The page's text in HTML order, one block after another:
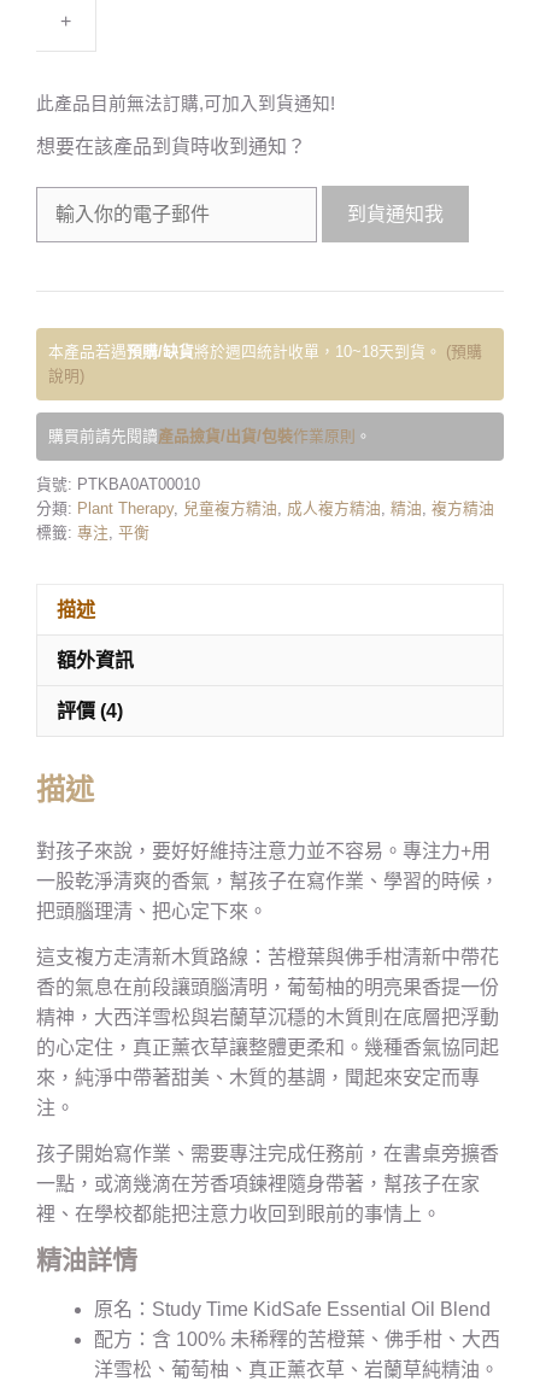
+
此產品目前無法訂購,可加入到貨通知!
想要在該產品到貨時收到通知？
到貨通知我
本產品若遇預購/缺貨將於週四統計收單，10~18天到貨。 (預購
說明)
購買前請先閱讀產品撿貨/出貨/包裝作業原則 。
貨號: PTKBA0AT00010
分類: Plant Therapy, 兒童複方精油, 成人複方精油, 精油, 複方精油
標籤: 專注, 平衡
描述
額外資訊
評價 (4)
描述
對孩子來說，要好好維持注意力並不容易。專注力+用
一股乾淨清爽的香氣，幫孩子在寫作業、學習的時候，
把頭腦理清、把心定下來。
這支複方走清新木質路線：苦橙葉與佛手柑清新中帶花
香的氣息在前段讓頭腦清明，葡萄柚的明亮果香提一份
精神，大西洋雪松與岩蘭草沉穩的木質則在底層把浮動
的心定住，真正薰衣草讓整體更柔和。幾種香氣協同起
來，純淨中帶著甜美、木質的基調，聞起來安定而專
注。
孩子開始寫作業、需要專注完成任務前，在書桌旁擴香
一點，或滴幾滴在芳香項鍊裡隨身帶著，幫孩子在家
裡、在學校都能把注意力收回到眼前的事情上。
精油詳情
原名：Study Time KidSafe Essential Oil Blend
配方：含 100% 未稀釋的苦橙葉、佛手柑、大西
洋雪松、葡萄柚、真正薰衣草、岩蘭草純精油。